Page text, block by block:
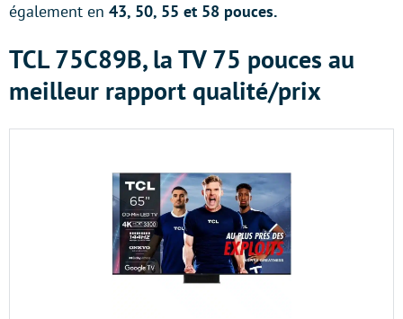
également en 43, 50, 55 et 58 pouces.
TCL 75C89B, la TV 75 pouces au
meilleur rapport qualité/prix